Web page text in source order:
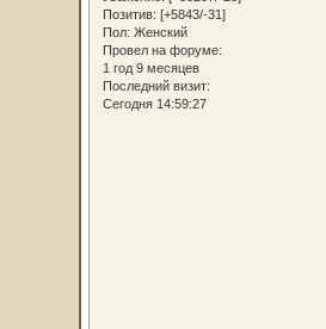
Позитив: [+5843/-31]
Пол: Женский
Провел на форуме:
1 год 9 месяцев
Последний визит:
Сегодня 14:59:27